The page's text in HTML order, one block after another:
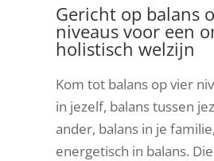
Gericht op balans
niveaus voor een
holistisch welzijn
Kom tot balans op vier
in jezelf, balans tussen
ander, balans in je
energetisch in balans.